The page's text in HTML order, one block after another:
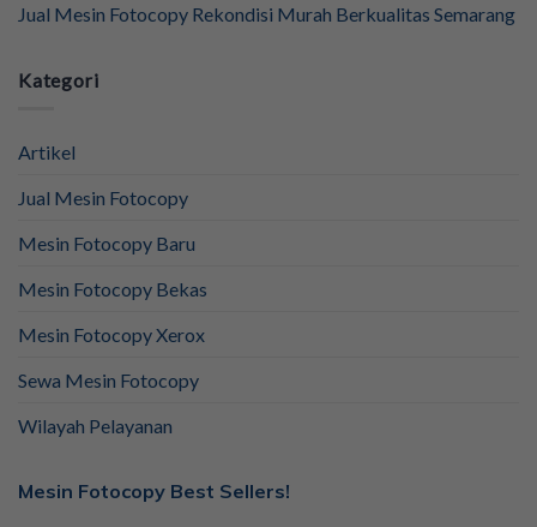
Jual Mesin Fotocopy Rekondisi Murah Berkualitas Semarang
Kategori
Artikel
Jual Mesin Fotocopy
Mesin Fotocopy Baru
Mesin Fotocopy Bekas
Mesin Fotocopy Xerox
Sewa Mesin Fotocopy
Wilayah Pelayanan
Mesin Fotocopy Best Sellers!